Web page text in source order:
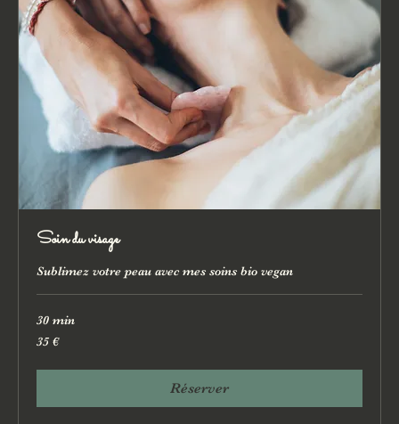
Soin du visage
Sublimez votre peau avec mes soins bio vegan
30 min
35
euros
35 €
Réserver